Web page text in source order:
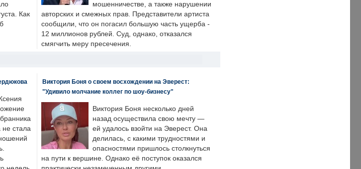
Как
мошенничестве, а также нарушении
авторских и смежных прав. Представители артиста
сообщили, что он погасил большую часть ущерба -
12 миллионов рублей. Суд, однако, отказался
смягчить меру пресечения.
стала
Виктория Боня о своем восхождении на Эверест:
"Удивило молчание коллег по шоу-бизнесу"
Виктория Боня несколько дней
назад осуществила свою мечту —
ей удалось взойти на Эверест. Она
делилась, с какими трудностями и
опасностями пришлось столкнуться
на пути к вершине. Однако её поступок оказался